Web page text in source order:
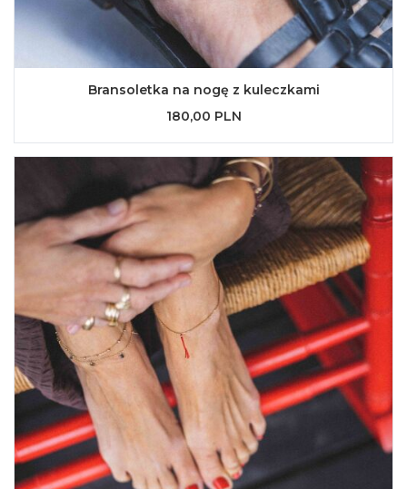
Bransoletka na nogę z kuleczkami
180,00 PLN